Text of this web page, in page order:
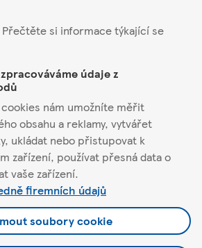
si informace týkající se
údaje z
nám umožníte měřit
obsahu a reklamy, vytvářet
ukládat nebo přistupovat k
zařízení, používat přesná data o
vaše zařízení.
firemních údajů
soubory cookie
Labem Neklanova 2693